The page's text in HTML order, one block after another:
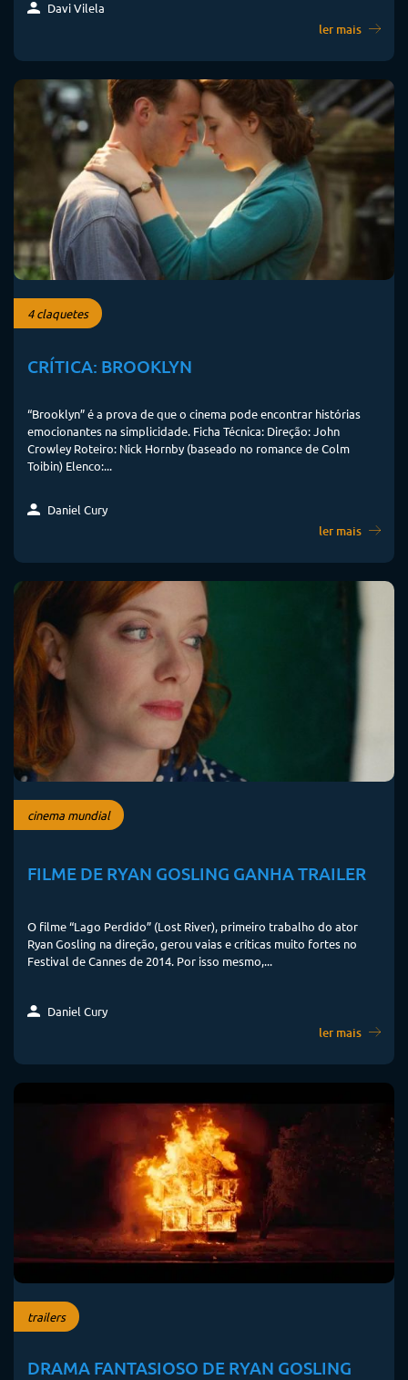
Davi Vilela
ler mais
4 claquetes
CRÍTICA: BROOKLYN
“Brooklyn” é a prova de que o cinema pode encontrar histórias
emocionantes na simplicidade. Ficha Técnica: Direção: John
Crowley Roteiro: Nick Hornby (baseado no romance de Colm
Toibin) Elenco:...
Daniel Cury
ler mais
cinema mundial
FILME DE RYAN GOSLING GANHA TRAILER
O filme “Lago Perdido” (Lost River), primeiro trabalho do ator
Ryan Gosling na direção, gerou vaias e críticas muito fortes no
Festival de Cannes de 2014. Por isso mesmo,...
Daniel Cury
ler mais
trailers
DRAMA FANTASIOSO DE RYAN GOSLING